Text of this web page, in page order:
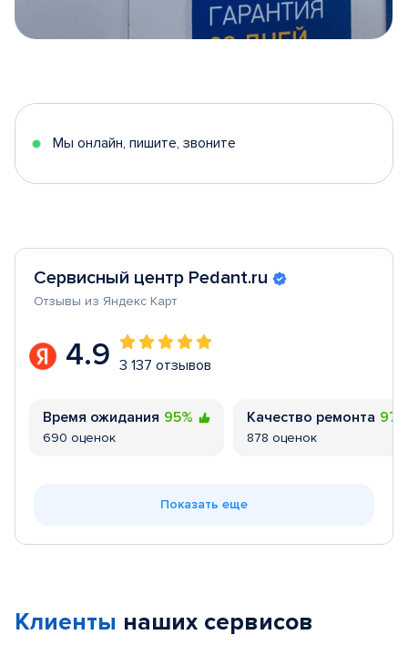
5
Мы онлайн, пишите, звоните
Сервисный центр Pedant.ru
Отзывы из Яндекс Карт
4.9 3 137 отзывов
Время ожидания 95%
690 оценок
Качество ремонта
878 оценок
Показать еще
Клиенты наших сервисов